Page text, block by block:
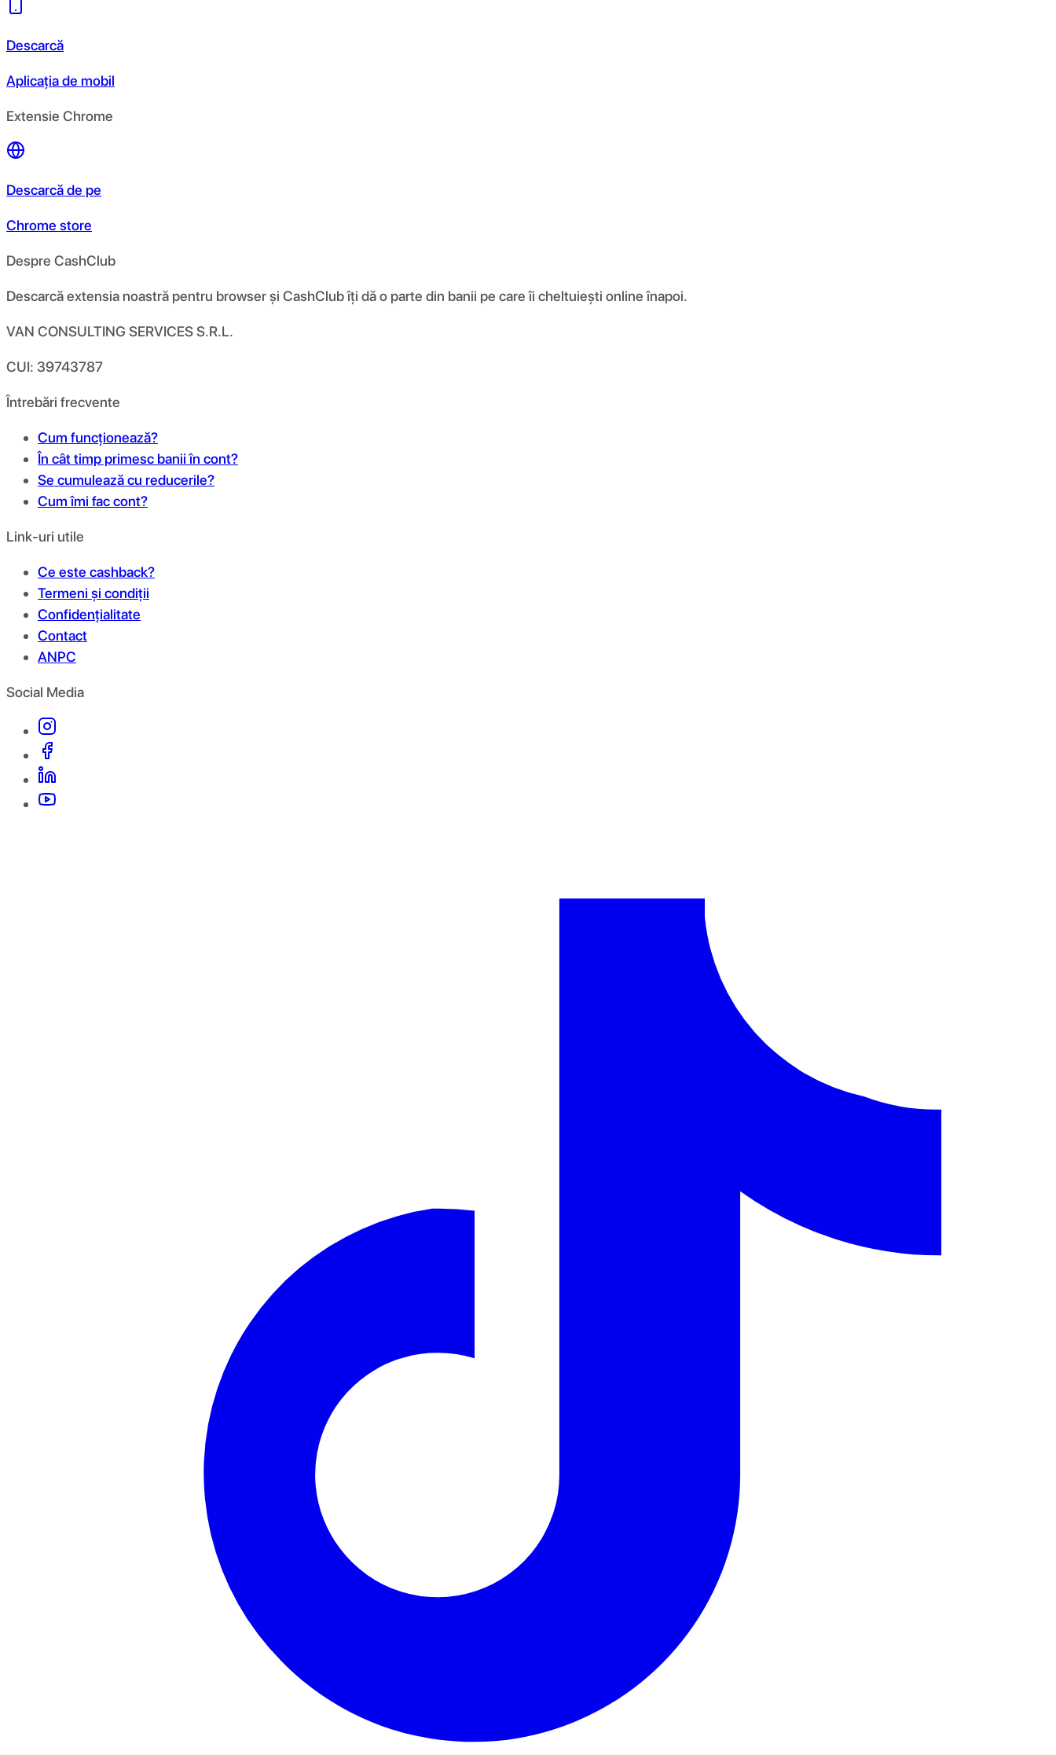
Descarcă
Aplicația de mobil
Extensie Chrome
Descarcă de pe
Chrome store
Despre CashClub
Descarcă extensia noastră pentru browser și CashClub îți dă o parte din banii pe care îi cheltuiești online înapoi.
VAN CONSULTING SERVICES S.R.L.
CUI: 39743787
Întrebări frecvente
Cum funcționează?
În cât timp primesc banii în cont?
Se cumulează cu reducerile?
Cum îmi fac cont?
Link-uri utile
Ce este cashback?
Termeni și condiții
Confidențialitate
Contact
ANPC
Social Media